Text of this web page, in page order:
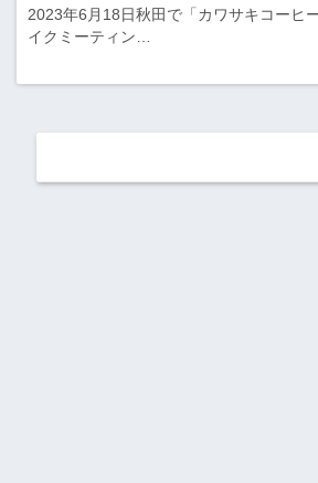
2023年6月18日秋田で「カワサキコーヒ
イクミーティン…